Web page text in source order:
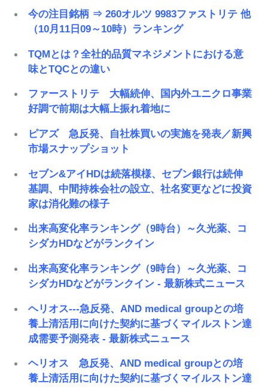
今の注目銘柄 ⇒ 260オルツ 9983ファストリテ 他
（10月11日09～10時）ランキング
TQMとは？全社的品質マネジメントにおける意
味とTQCとの違い
ファーストリテ 大幅続伸、国内外ユニクロ事業
好調で前期は大幅上振れ着地に
ピアズ 急反発、自社株買いの実施を発表／新興
市場スナップショット
セブン&アイHDは続落模様、セブン銀行は続伸
基調、中間持株会社の設立、社名変更などに投資
家は消化難の様子
出来高変化率ランキング（9時台）～久光薬、コ
シダカHDなどがランクイン
出来高変化率ランキング（9時台）～久光薬、コ
シダカHDなどがランクイン - 最新株式ニュース
ヘリオス---急反発、AND medical groupとの培
養上清活用に向けた契約に基づくマイルストン達
成需要予測発表 - 最新株式ニュース
ヘリオス 急反発、AND medical groupとの培
養上清活用に向けた契約に基づくマイルストン達